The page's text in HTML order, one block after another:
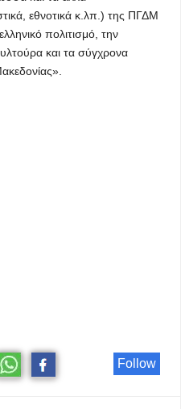
εθνοτικά κ.λπ.) της ΠΓΔΜ
πολιτισμό, την
και τα σύγχρονα
Follow